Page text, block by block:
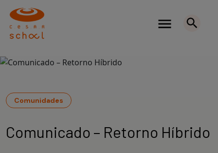
Comunidades
Comunicado – Retorno Híbrido